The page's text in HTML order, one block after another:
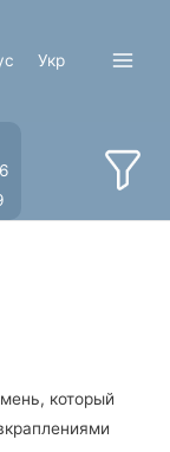
Укр
который